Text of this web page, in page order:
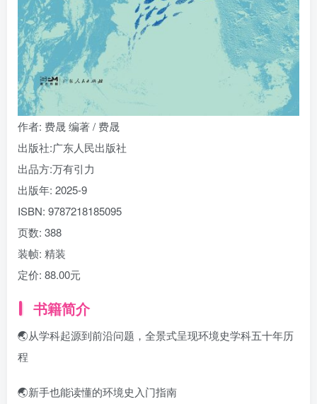
作者: 费晟 编著 / 费晟
出版社:广东人民出版社
出品方:万有引力
出版年: 2025-9
ISBN: 9787218185095
页数: 388
装帧: 精装
定价: 88.00元
书籍简介
🌏从学科起源到前沿问题，全景式呈现环境史学科五十年历
程
🌏新手也能读懂的环境史入门指南